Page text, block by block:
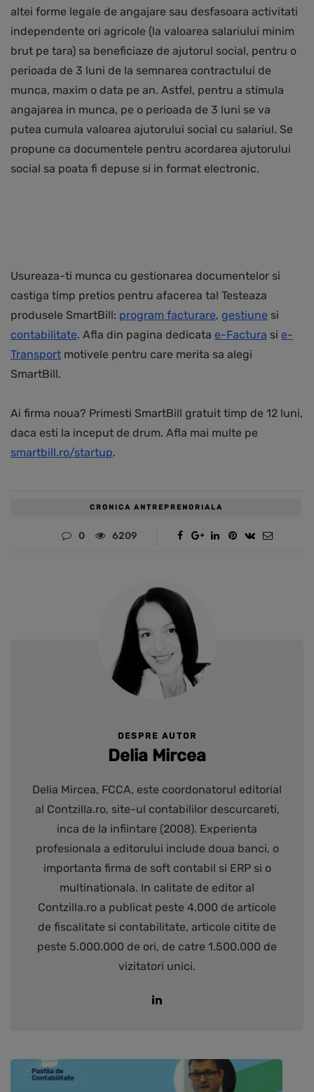
altei forme legale de angajare sau desfasoara activitati
independente ori agricole (la valoarea salariului minim
brut pe tara) sa beneficiaze de ajutorul social, pentru o
perioada de 3 luni de la semnarea contractului de
munca, maxim o data pe an. Astfel, pentru a stimula
angajarea in munca, pe o perioada de 3 luni se va
putea cumula valoarea ajutorului social cu salariul. Se
propune ca documentele pentru acordarea ajutorului
social sa poata fi depuse si in format electronic.
Usureaza-ti munca cu gestionarea documentelor si
castiga timp pretios pentru afacerea ta! Testeaza
produsele SmartBill: program facturare, gestiune si
contabilitate. Afla din pagina dedicata e-Factura si e-
Transport motivele pentru care merita sa alegi
SmartBill.
Ai firma noua? Primesti SmartBill gratuit timp de 12 luni,
daca esti la inceput de drum. Afla mai multe pe
smartbill.ro/startup.
CRONICA ANTREPRENORIALA
0 6209
DESPRE AUTOR
Delia Mircea
Delia Mircea, FCCA, este coordonatorul editorial
al Contzilla.ro, site-ul contabililor descurcareti,
inca de la infiintare (2008). Experienta
profesionala a editorului include doua banci, o
importanta firma de soft contabil si ERP si o
multinationala. In calitate de editor al
Contzilla.ro a publicat peste 4.000 de articole
de fiscalitate si contabilitate, articole citite de
peste 5.000.000 de ori, de catre 1.500.000 de
vizitatori unici.